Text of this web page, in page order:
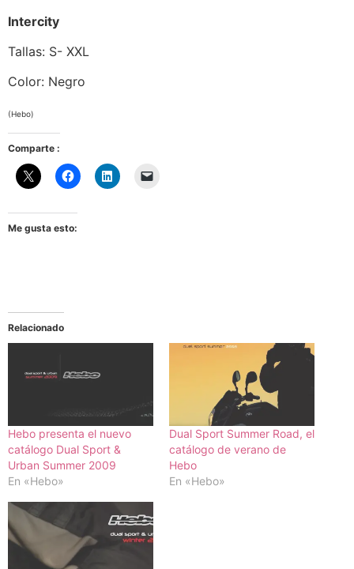
Intercity
Tallas: S- XXL
Color: Negro
(Hebo)
Comparte :
Me gusta esto:
Relacionado
Hebo presenta el nuevo
catálogo Dual Sport &
Urban Summer 2009
En «Hebo»
Dual Sport Summer Road, el
catálogo de verano de
Hebo
En «Hebo»